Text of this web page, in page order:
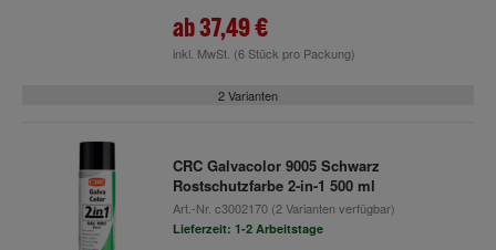
ab37,49 €
inkl. MwSt. (6 Stück pro Packung)
2 Varianten
CRC Galvacolor 9005 Schwarz
Rostschutzfarbe 2-in-1 500 ml
Art.-Nr. c3002170(2 Varianten verfügbar)
Lieferzeit: 1-2 Arbeitstage